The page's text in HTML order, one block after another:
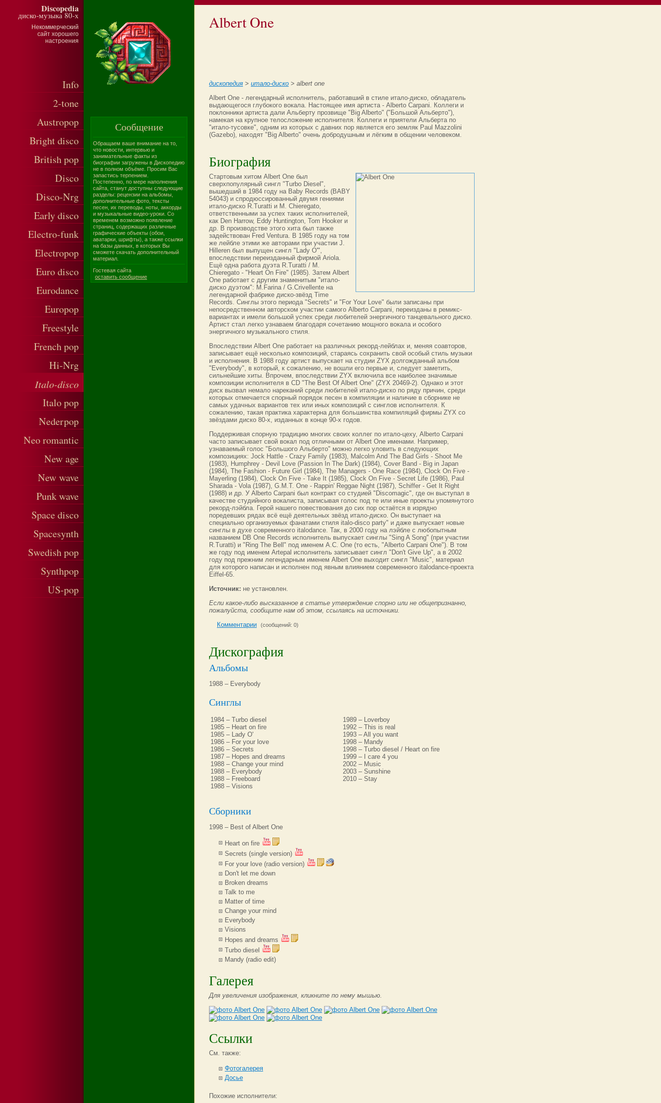
Discopedia
диско-музыка 80-х
Некоммерческий
сайт хорошего
настроения
Info
2-tone
Austropop
Bright disco
British pop
Disco
Disco-Nrg
Early disco
Electro-funk
Electropop
Euro disco
Eurodance
Europop
Freestyle
French pop
Hi-Nrg
Italo-disco
Italo pop
Nederpop
Neo romantic
New age
New wave
Punk wave
Space disco
Spacesynth
Swedish pop
Synthpop
US-pop
Сообщение
Обращаем ваше внимание на то,
что новости, интервью и
занимательные факты из
биографии загружены в Дископедию
не в полном объёме. Просим Вас
запастись терпением.
Постепенно, по мере наполнения
сайта, станут доступны следующие
разделы: рецензии на альбомы,
дополнительные фото, тексты
песен, их переводы, ноты, аккорды
и музыкальные видео-уроки. Со
временем возможно появление
страниц, содержащих различные
графические объекты (обои,
аватарки, шрифты), а также ссылки
на базы данных, в которых Вы
сможете скачать дополнительный
материал.
Гостевая сайта
оставить сообщение
Albert One
дископедия > итало-диско > albert one
Albert One - легендарный исполнитель, работавший в стиле итало-диско, обладатель
выдающегося глубокого вокала. Настоящее имя артиста - Alberto Carpani. Коллеги и
поклонники артиста дали Альберту прозвище "Big Alberto" ("Большой Альберто"),
намекая на крупное телосложение исполнителя. Коллеги и приятели Альберта по
"итало-тусовке", одним из которых с давних пор является его земляк Paul Mazzolini
(Gazebo), находят "Big Alberto" очень добродушным и лёгким в общении человеком.
Биография
Стартовым хитом Albert One был
сверхпопулярный сингл "Turbo Diesel",
вышедший в 1984 году на Baby Records (BABY
54043) и спродюссированный двумя гениями
итало-диско R.Turatti и M. Chieregato,
ответственными за успех таких исполнителей,
как Den Harrow, Eddy Huntington, Tom Hooker и
др. В производстве этого хита был также
задействован Fred Ventura. В 1985 году на том
же лейбле этими же авторами при участии J.
Hilleren был выпущен сингл "Lady O'",
впоследствии переизданный фирмой Ariola.
Ещё одна работа дуэта R.Turatti / M.
Chieregato - "Heart On Fire" (1985). Затем Albert
One работает с другим знаменитым "итало-
диско дуэтом": M.Farina / G.Crivellente на
легендарной фабрике диско-звёзд Time
Records. Синглы этого периода "Secrets" и "For Your Love" были записаны при
непосредственном авторском участии самого Alberto Carpani, переизданы в ремикс-
вариантах и имели большой успех среди любителей энергичного танцевального диско.
Артист стал легко узнаваем благодаря сочетанию мощного вокала и особого
энергичного музыкального стиля.
Впоследствии Albert One работает на различных рекорд-лейблах и, меняя соавторов,
записывает ещё несколько композиций, стараясь сохранить свой особый стиль музыки
и исполнения. В 1988 году артист выпускает на студии ZYX долгожданный альбом
"Everybody", в который, к сожалению, не вошли его первые и, следует заметить,
сильнейшие хиты. Впрочем, впоследствии ZYX включила все наиболее значимые
композиции исполнителя в CD "The Best Of Albert One" (ZYX 20469-2). Однако и этот
диск вызвал немало нареканий среди любителей итало-диско по ряду причин, среди
которых отмечается спорный порядок песен в компиляции и наличие в сборнике не
самых удачных вариантов тех или иных композиций с синглов исполнителя. К
сожалению, такая практика характерна для большинства компиляций фирмы ZYX со
звёздами диско 80-х, изданных в конце 90-х годов.
Поддерживая спорную традицию многих своих коллег по итало-цеху, Alberto Carpani
часто записывает свой вокал под отличными от Albert One именами. Например,
узнаваемый голос "Большого Альберто" можно легко уловить в следующих
композициях: Jock Hattle - Crazy Family (1983), Malcolm And The Bad Girls - Shoot Me
(1983), Humphrey - Devil Love (Passion In The Dark) (1984), Cover Band - Big in Japan
(1984), The Fashion - Future Girl (1984), The Managers - One Race (1984), Clock On Five -
Mayerling (1984), Clock On Five - Take It (1985), Clock On Five - Secret Life (1986), Paul
Sharada - Vola (1987), G.M.T. One - Rappin' Reggae Night (1987), Schiffer - Get It Right
(1988) и др. У Alberto Carpani был контракт со студией "Discomagic", где он выступал в
качестве студийного вокалиста, записывая голос под те или иные проекты упомянутого
рекорд-лэйбла. Герой нашего повествования до сих пор остаётся в изрядно
поредевших рядах всё ещё деятельных звёзд итало-диско. Он выступает на
специально организуемых фанатами стиля italo-disco party" и даже выпускает новые
синглы в духе современного italodance. Так, в 2000 году на лэйбле с любопытным
названием DB One Records исполнитель выпускает синглы "Sing A Song" (при участии
R.Turatti) и "Ring The Bell" под именем A.C. One (то есть, "Alberto Carpani One"). В том
же году под именем Artepal исполнитель записывает сингл "Don't Give Up", а в 2002
году под прежним легендарным именем Albert One выходит сингл "Music", материал
для которого написан и исполнен под явным влиянием современного italodance-проекта
Eiffel-65.
Источник: не установлен.
Если какое-либо высказанное в статье утверждение спорно или не общепризнанно,
пожалуйста, сообщите нам об этом, ссылаясь на источники.
Комментарии
(сообщений: 0)
Дискография
Альбомы
1988 – Everybody
Синглы
1984 – Turbo diesel
1985 – Heart on fire
1985 – Lady O'
1986 – For your love
1986 – Secrets
1987 – Hopes and dreams
1988 – Change your mind
1988 – Everybody
1988 – Freeboard
1988 – Visions
1989 – Loverboy
1992 – This is real
1993 – All you want
1998 – Mandy
1998 – Turbo diesel / Heart on fire
1999 – I care 4 you
2002 – Music
2003 – Sunshine
2010 – Stay
Сборники
1998 – Best of Albert One
Heart on fire
Secrets (single version)
For your love (radio version)
Don't let me down
Broken dreams
Talk to me
Matter of time
Change your mind
Everybody
Visions
Hopes and dreams
Turbo diesel
Mandy (radio edit)
Галерея
Для увеличения изображения, кликните по нему мышью.
Ссылки
См. также:
Фотогалерея
Досье
Похожие исполнители: